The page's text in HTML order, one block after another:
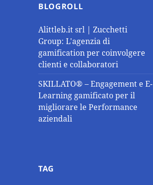
BLOGROLL
Alittleb.it srl | Zucchetti
Group: L'agenzia di
gamification per coinvolgere
clienti e collaboratori
SKILLATO® – Engagement e E-
Learning gamificato per il
migliorare le Performance
aziendali
TAG